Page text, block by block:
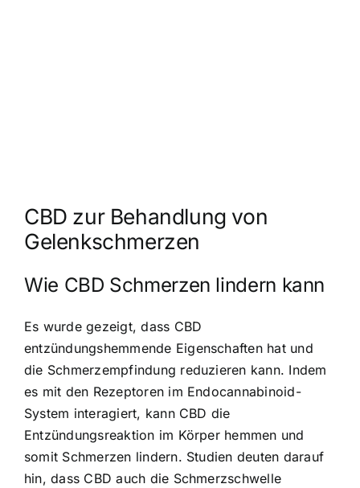
CBD zur Behandlung von
Gelenkschmerzen
Wie CBD Schmerzen lindern kann
Es wurde gezeigt, dass CBD
entzündungshemmende Eigenschaften hat und
die Schmerzempfindung reduzieren kann. Indem
es mit den Rezeptoren im Endocannabinoid-
System interagiert, kann CBD die
Entzündungsreaktion im Körper hemmen und
somit Schmerzen lindern. Studien deuten darauf
hin, dass CBD auch die Schmerzschwelle